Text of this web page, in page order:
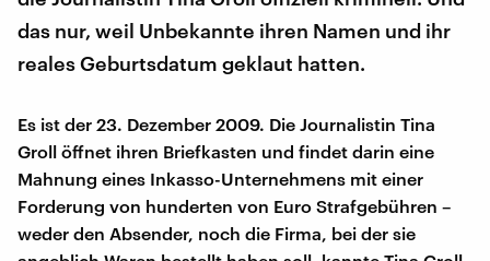
das nur, weil Unbekannte ihren Namen und ihr
reales Geburtsdatum geklaut hatten.
Es ist der 23. Dezember 2009. Die Journalistin Tina
Groll öffnet ihren Briefkasten und findet darin eine
Mahnung eines Inkasso-Unternehmens mit einer
Forderung von hunderten von Euro Strafgebühren –
weder den Absender, noch die Firma, bei der sie